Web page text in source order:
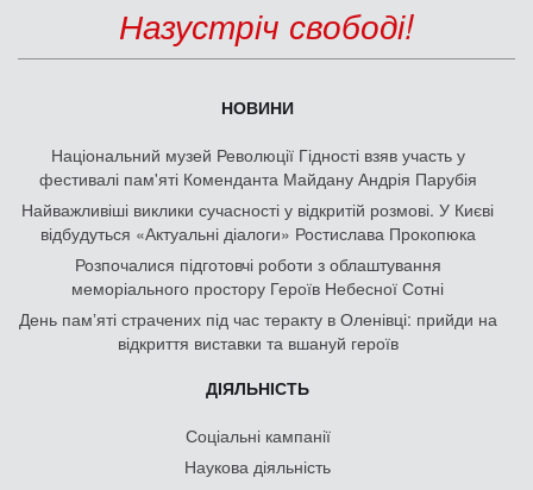
Назустріч свободі!
НОВИНИ
Національний музей Революції Гідності взяв участь у
фестивалі пам'яті Коменданта Майдану Андрія Парубія
Найважливіші виклики сучасності у відкритій розмові. У Києві
відбудуться «Актуальні діалоги» Ростислава Прокопюка
Розпочалися підготовчі роботи з облаштування
меморіального простору Героїв Небесної Сотні
День памʼяті страчених під час теракту в Оленівці: прийди на
відкриття виставки та вшануй героїв
ДІЯЛЬНІСТЬ
Соціальні кампанії
Наукова діяльність